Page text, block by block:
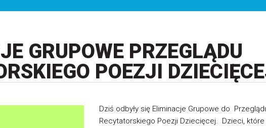
GRUPOWE PRZEGLĄDU
POEZJI
Dziś odbyły się Eliminacje Grupowe do
Recytatorskiego Poezji Dziecięcej. Dzieci, które